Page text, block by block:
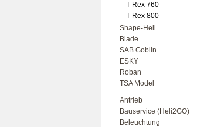
T-Rex 760
T-Rex 800
Shape-Heli
Blade
SAB Goblin
ESKY
Roban
TSA Model
Antrieb
Bauservice (Heli2GO)
Beleuchtung